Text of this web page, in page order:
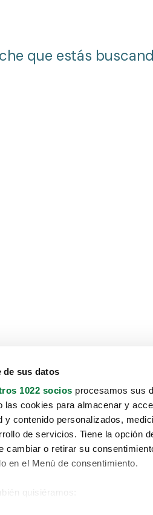
de sus datos
1022 socios procesamos sus
las cookies para almacenar y
y contenido personalizados,
de servicios. Tiene la opción
cambiar o retirar su
en el Menú de consentimiento.
quisiéramos:
que estás